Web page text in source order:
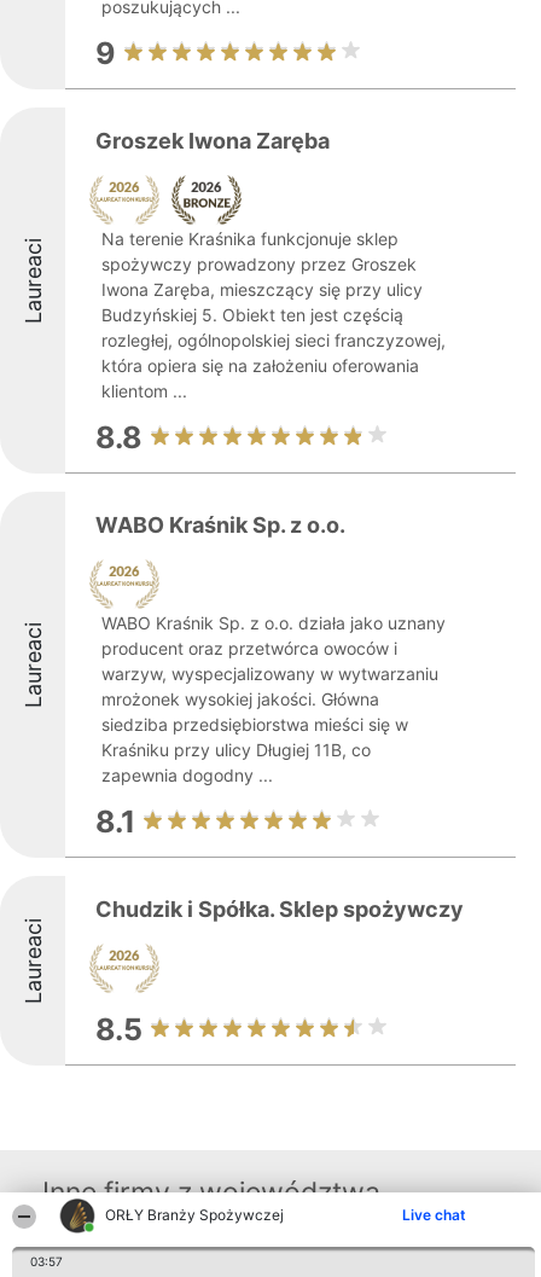
ORŁY Branży Spożywczej Live chat
03:57
poszukujących ...
9
Laureaci
Groszek Iwona Zaręba
Na terenie Kraśnika funkcjonuje sklep
spożywczy prowadzony przez Groszek
Iwona Zaręba, mieszczący się przy ulicy
Budzyńskiej 5. Obiekt ten jest częścią
rozległej, ogólnopolskiej sieci franczyzowej,
która opiera się na założeniu oferowania
klientom ...
8.8
Laureaci
WABO Kraśnik Sp. z o.o.
WABO Kraśnik Sp. z o.o. działa jako uznany
producent oraz przetwórca owoców i
warzyw, wyspecjalizowany w wytwarzaniu
mrożonek wysokiej jakości. Główna
siedziba przedsiębiorstwa mieści się w
Kraśniku przy ulicy Długiej 11B, co
zapewnia dogodny ...
8.1
Laureaci
Chudzik i Spółka. Sklep spożywczy
8.5
Inne firmy z województwa